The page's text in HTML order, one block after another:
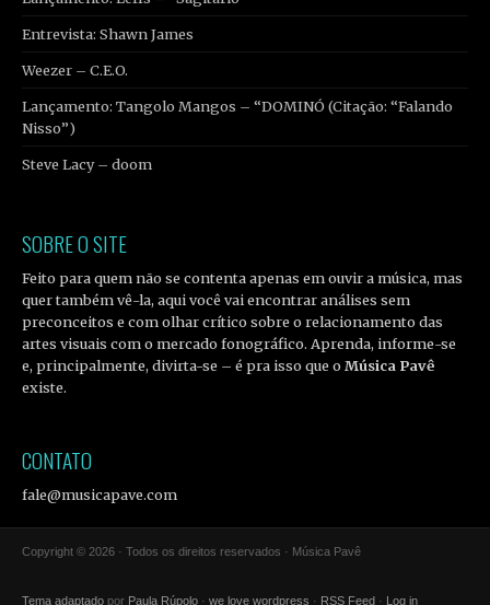
Entrevista: Shawn James
Weezer – C.E.O.
Lançamento: Tangolo Mangos – “DOMINÓ (Citação: “Falando
Nisso”)
Steve Lacy – doom
SOBRE O SITE
Feito para quem não se contenta apenas em ouvir a música, mas
quer também vê-la, aqui você vai encontrar análises sem
preconceitos e com olhar crítico sobre o relacionamento das
artes visuais com o mercado fonográfico. Aprenda, informe-se
e, principalmente, divirta-se – é pra isso que oMúsica Pavê
existe.
CONTATO
fale@musicapave.com
Copyright © 2026 · Todos os direitos reservados · Música Pavê
Tema adaptado por Paula Rúpolo · we love wordpress · RSS Feed · Log in